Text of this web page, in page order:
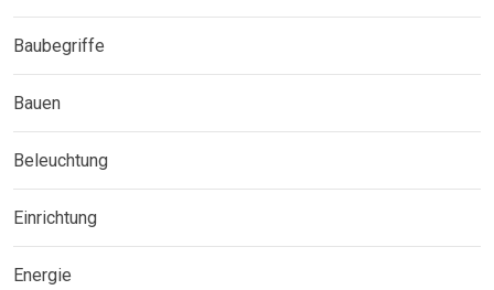
Baubegriffe
Bauen
Beleuchtung
Einrichtung
Energie